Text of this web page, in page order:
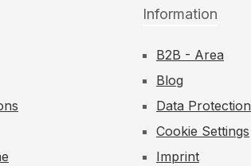
Information
B2B - Area
Blog
Data Protection
Cookie Settings
Imprint